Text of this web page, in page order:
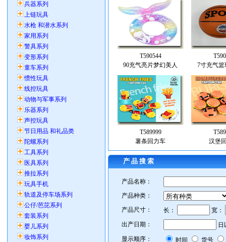
T590544
90充气亮片梦幻美人
7寸充气
T589999
薯条回力车
汉堡
产 品 搜 索
产品名称：
产品种类：
产品尺寸：
长：
宽：
出产日期：
日
显示顺序：
时间 货号